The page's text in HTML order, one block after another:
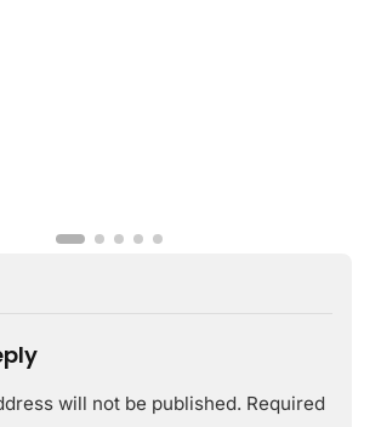
will not be published. Required